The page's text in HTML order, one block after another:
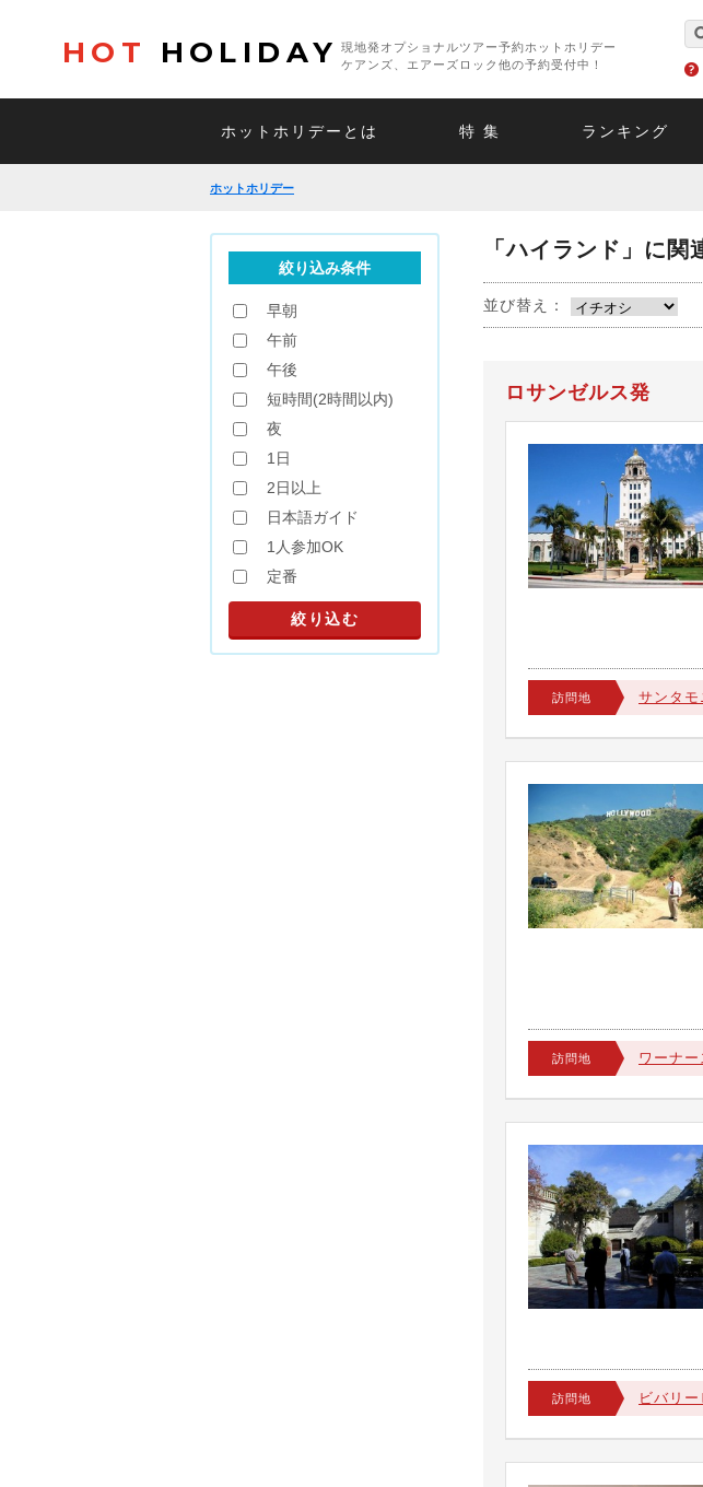
HOT HOLIDAY
現地発オプショナルツアー予約ホットホリデー
ケアンズ、エアーズロック他の予約受付中！
ホットホリデーとは 特 集 ランキング
ホットホリデー
「ハイランド」に
並び替え：
ロサンゼルス発
訪問地 サンタモ
訪問地 ワーナー
訪問地 ビバリ
絞り込み条件
早朝
午前
午後
短時間(2時間以内)
夜
1日
2日以上
日本語ガイド
1人参加OK
定番